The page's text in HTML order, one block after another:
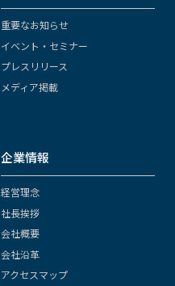
重要なお知らせ
イベント・セミナー
プレスリリース
メディア掲載
企業情報
経営理念
社長挨拶
会社概要
会社沿革
アクセスマップ